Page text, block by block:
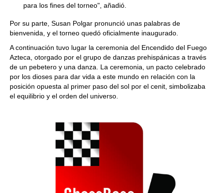
para los fines del torneo", añadió.
Por su parte, Susan Polgar pronunció unas palabras de
bienvenida, y el torneo quedó oficialmente inaugurado.
A continuación tuvo lugar la ceremonia del Encendido del Fuego
Azteca, otorgado por el grupo de danzas prehispánicas a través
de un pebetero y una danza. La ceremonia, un pacto celebrado
por los dioses para dar vida a este mundo en relación con la
posición opuesta al primer paso del sol por el cenit, simbolizaba
el equilibrio y el orden del universo.